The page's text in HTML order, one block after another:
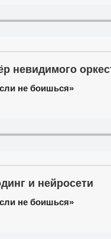
невидимого
не боишься»
и нейросети
не боишься»